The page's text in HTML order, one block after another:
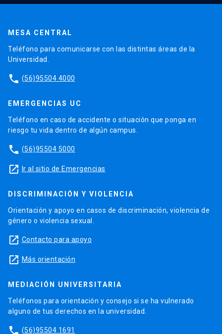
MESA CENTRAL
Teléfono para comunicarse con las distintas áreas de la
Universidad.
phone (56)95504 4000
EMERGENCIAS UC
Teléfono en caso de accidente o situación que ponga en
riesgo tu vida dentro de algún campus.
phone (56)95504 5000
launch Ir al sitio de Emergencias
DISCRIMINACIÓN Y VIOLENCIA
Orientación y apoyo en casos de discriminación, violencia de
género o violencia sexual.
launch Contacto para apoyo
launch Más orientación
MEDIACIÓN UNIVERSITARIA
Teléfonos para orientación y consejo si se ha vulnerado
alguno de tus derechos en la universidad.
phone (56)95504 1691